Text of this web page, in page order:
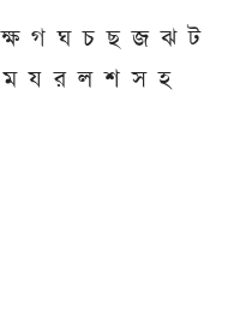
ক্ষ গ ঘ চ ছ জ ঝ ট
ম য র ল শ স হ